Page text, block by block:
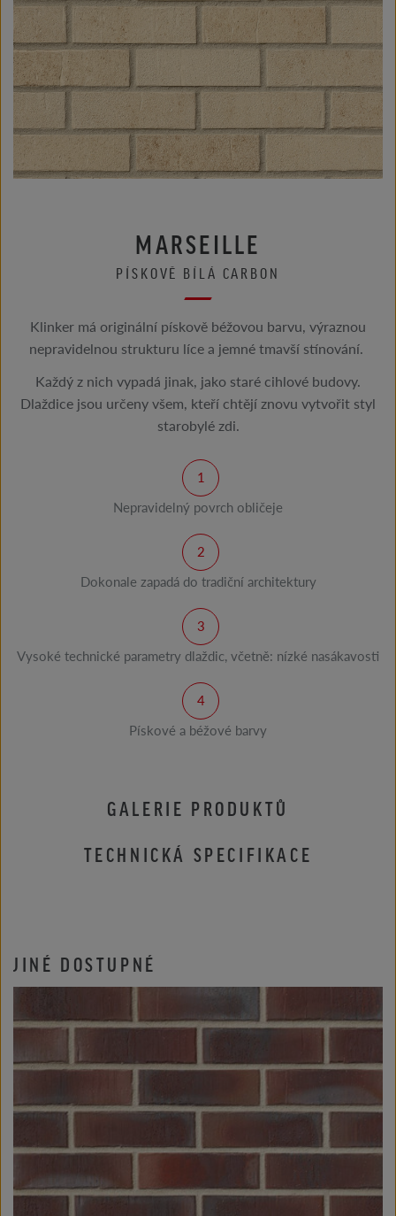
MARSEILLE
PÍSKOVĚ BÍLÁ CARBON
Klinker má originální pískově béžovou barvu, výraznou
nepravidelnou strukturu líce a jemné tmavší stínování.
Každý z nich vypadá jinak, jako staré cihlové budovy.
Dlaždice jsou určeny všem, kteří chtějí znovu vytvořit styl
starobylé zdi.
Nepravidelný povrch obličeje
Dokonale zapadá do tradiční architektury
Vysoké technické parametry dlaždic, včetně: nízké nasákavosti
Pískové a béžové barvy
GALERIE PRODUKTŮ
TECHNICKÁ SPECIFIKACE
JINÉ DOSTUPNÉ